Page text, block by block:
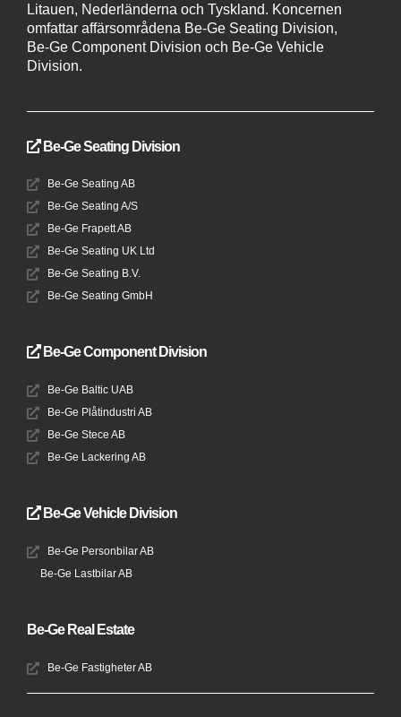
Litauen, Nederländerna och Tyskland. Koncernen
omfattar affärsområdena Be-Ge Seating Division,
Be-Ge Component Division och Be-Ge Vehicle
Division.
Be-Ge Seating Division
Be-Ge Seating AB
Be-Ge Seating A/S
Be-Ge Frapett AB
Be-Ge Seating UK Ltd
Be-Ge Seating B.V.
Be-Ge Seating GmbH
Be-Ge Component Division
Be-Ge Baltic UAB
Be-Ge Plåtindustri AB
Be-Ge Stece AB
Be-Ge Lackering AB
Be-Ge Vehicle Division
Be-Ge Personbilar AB
Be-Ge Lastbilar AB
Be-Ge Real Estate
Be-Ge Fastigheter AB